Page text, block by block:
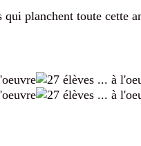
planchent toute cette